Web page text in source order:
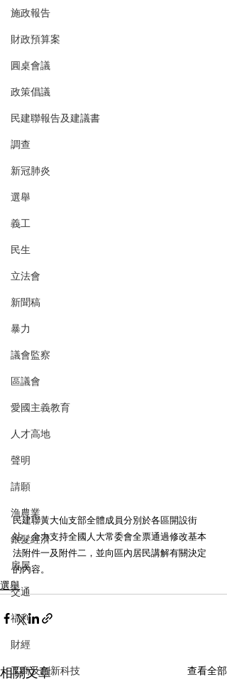
施政報告
財政預算案
圓桌會議
政策倡議
民建聯報告及建議書
調查
新冠肺炎
選舉
義工
民生
立法會
新聞稿
暴力
議會監察
區議會
愛國主義教育
人才高地
聲明
請願
漁農業
銀髮經濟
房屋
交通
福利
財經
工商及創新科技
民建聯黃大仙支部全體成員分別於各區開設街
站，全力支持全國人大常委會全票通過修改基本
法附件一及附件二，並向區內居民講解有關決定
的內容。
選舉
相關文章 查看全部